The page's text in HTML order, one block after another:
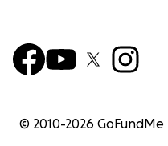
© 2010-2026 GoFundMe